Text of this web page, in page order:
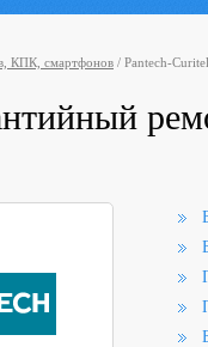
КПК, смартфонов / Pantech-Curitel